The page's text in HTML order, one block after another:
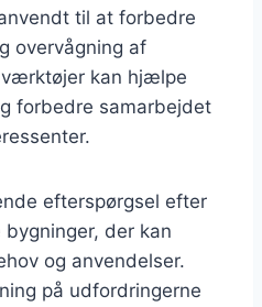
til at forbedre
overvågning af
værktøjer kan hjælpe
forbedre samarbejdet
efterspørgsel efter
der kan
og anvendelser.
på udfordringerne